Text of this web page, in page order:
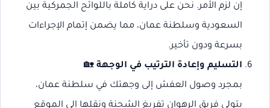
إن لزم الأمر. نحن على دراية كاملة باللوائح الجمركية بين
السعودية وسلطنة عمان، مما يضمن إتمام الإجراءات
بسرعة ودون تأخير.
التسليم وإعادة الترتيب في الوجهة🏡
بمجرد وصول العفش إلى وجهتك في سلطنة عمان،
يتولى فريق الرهوان تفريغ الشحنة ونقلها إلى الموقع